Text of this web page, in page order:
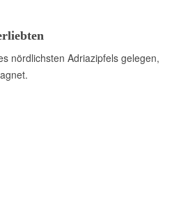
nördlichsten Adriazipfels gelegen,